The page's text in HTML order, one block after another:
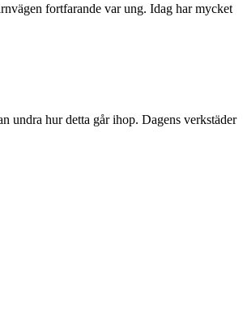
fortfarande var ung. Idag har mycket
undra hur detta går ihop. Dagens verkstäder